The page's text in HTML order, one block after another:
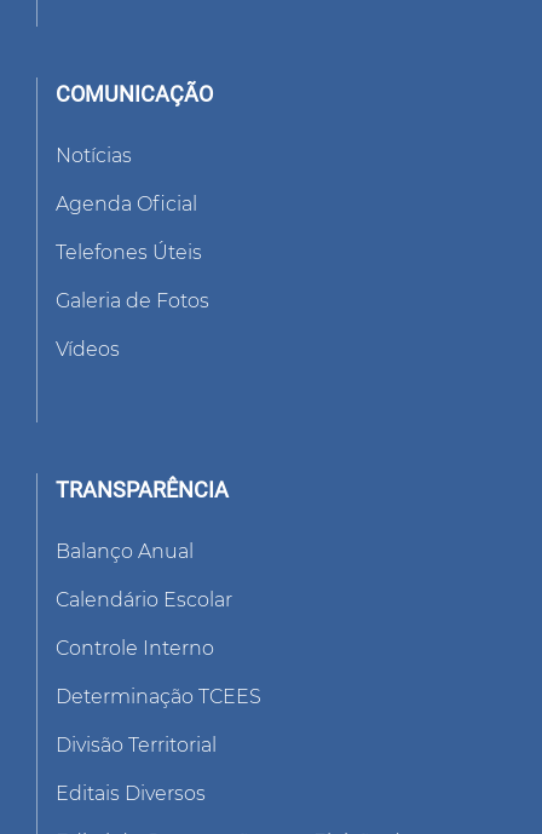
COMUNICAÇÃO
Notícias
Agenda Oficial
Telefones Úteis
Galeria de Fotos
Vídeos
TRANSPARÊNCIA
Balanço Anual
Calendário Escolar
Controle Interno
Determinação TCEES
Divisão Territorial
Editais Diversos